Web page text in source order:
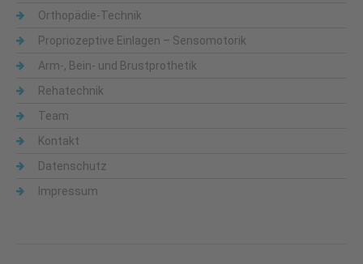
Orthopädie-Technik
Propriozeptive Einlagen – Sensomotorik
Arm-, Bein- und Brustprothetik
Rehatechnik
Team
Kontakt
Datenschutz
Impressum